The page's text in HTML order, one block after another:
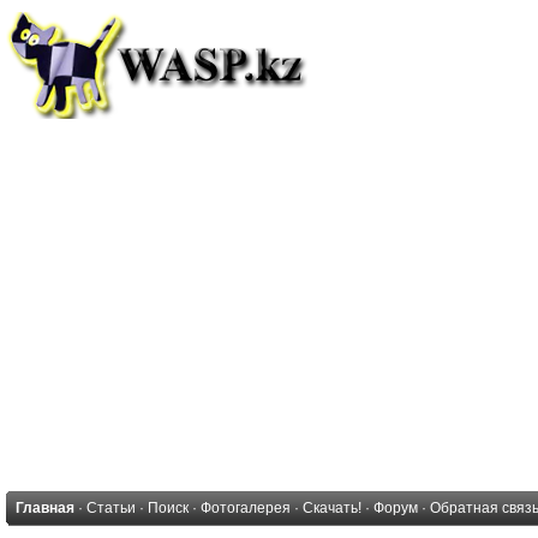
Главная · Статьи · Поиск · Фотогалерея · Скачать! · Форум · Обратная связь